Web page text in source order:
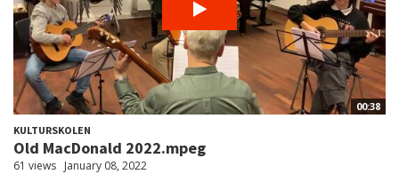
00:38
KULTURSKOLEN
Old MacDonald 2022.mpeg
61 views January 08, 2022